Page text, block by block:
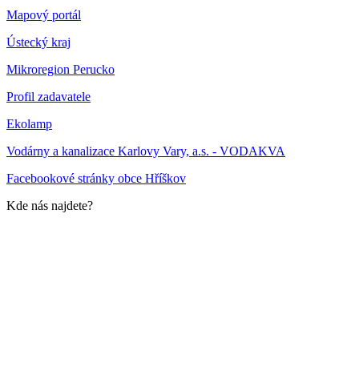
Mapový portál
Ústecký kraj
Mikroregion Perucko
Profil zadavatele
Ekolamp
Vodárny a kanalizace Karlovy Vary, a.s. - VODAKVA
Facebookové stránky obce Hříškov
Kde nás najdete?